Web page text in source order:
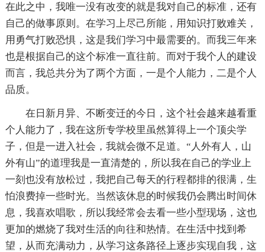
在此之中，我唯一没有改变的就是我对自己的标准，还有
自己的做事原则。在学习上尽己所能，用知识打败难关，
用勇气打败恐惧，这是我们学习中最需要的。而我三年来
也是根据自己的这个标准一直往前。而对于我个人的建设
而言，我总共分为了两个方面，一是个人能力，二是个人
品质。
在日新月异、不断变迁的今日，这个社会越来越看重
个人能力了，我在这所专学校里虽然算得上一个顶尖学
子，但是一进入社会，我就会微不足道。“人外有人，山
外有山”的道理我是一直清楚的，所以我在自己的学业上
一刻也没有放松过，我把自己每天的行程都排的很满，生
怕浪费掉一些时光。当然该休息的时候我仍会腾出时间休
息，我喜欢唱歌，所以我经常会去看一些小型现场，这也
更加的燃烧了我对生活的向往和热情。在生活中找到希
望，从而充满动力，从学习这条路径上逐步实现自我，这